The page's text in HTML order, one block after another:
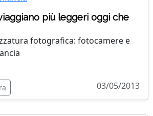
più leggeri oggi che
fotografica: fotocamere e
03/05/2013